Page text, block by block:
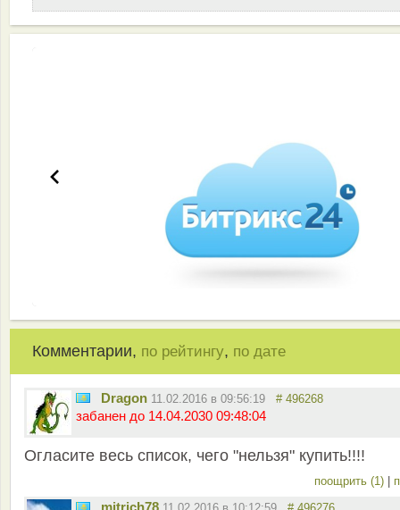
Комментарии, по рейтингу, по дате
Dragon 11.02.2016 в 09:56:19 # 496268
забанен до 14.04.2030 09:48:04
Огласите весь список, чего "нельзя" купить!!!!
поощрить (1) |
mitrich78